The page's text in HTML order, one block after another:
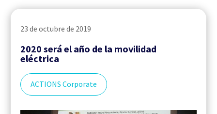
23 de octubre de 2019
2020 será el año de la movilidad
eléctrica
ACTIONS Corporate